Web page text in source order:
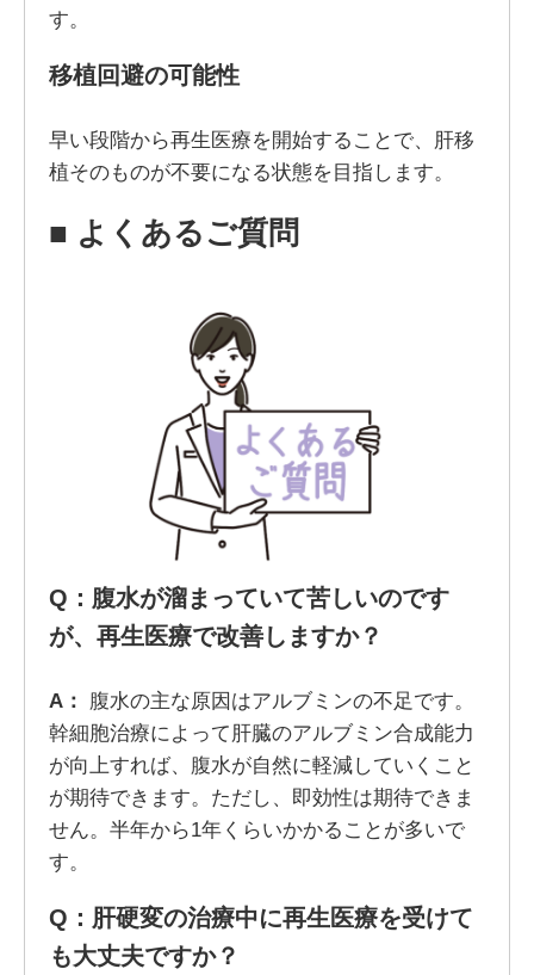
す。
移植回避の可能性
早い段階から再生医療を開始することで、肝移
植そのものが不要になる状態を目指します。
■ よくあるご質問
Q ：腹水が溜まっていて苦しいのです
が、再生医療で改善しますか？
A： 腹水の主な原因はアルブミンの不足です。
幹細胞治療によって肝臓のアルブミン合成能力
が向上すれば、腹水が自然に軽減していくこと
が期待できます。ただし、即効性は期待できま
せん。半年から1年くらいかかることが多いで
す。
Q ：肝硬変の治療中に再生医療を受けて
も大丈夫ですか？